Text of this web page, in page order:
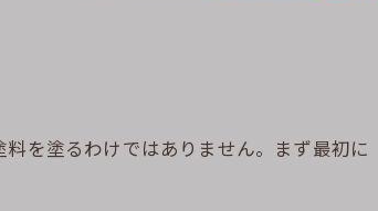
を塗るわけではありません。まず最初